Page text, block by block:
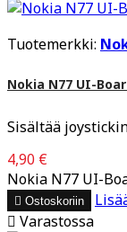
Tuotemerkki:
Nokia N77 UI-
Sisältää
4,90 €
Nokia N77 UI-
 Ostoskoriin
 Varastossa